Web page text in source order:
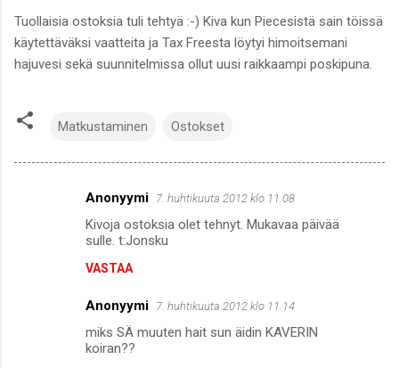
Tuollaisia ostoksia tuli tehtyä :-) Kiva kun Piecesistä sain töissä
käytettäväksi vaatteita ja Tax Freesta löytyi himoitsemani
hajuvesi sekä suunnitelmissa ollut uusi raikkaampi poskipuna.
Matkustaminen Ostokset
Anonyymi 7. huhtikuuta 2012 klo 11.08
Kivoja ostoksia olet tehnyt. Mukavaa päivää
sulle. t:Jonsku
VASTAA
Anonyymi 7. huhtikuuta 2012 klo 11.14
miks SÄ muuten hait sun äidin KAVERIN
koiran??